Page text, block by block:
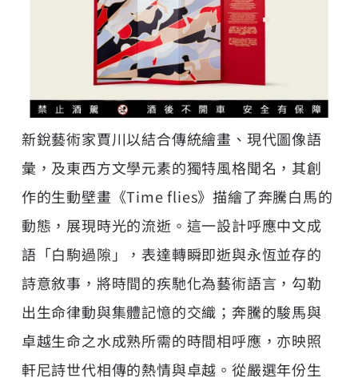
新銳藝術家賈川以結合傳統繪畫、現代圖像語
彙，及東西方文學元素的獨特風格聞名，其創
作的生動壁畫《Time flies》描繪了奔騰白馬的
動態，展現時光的流逝。這一設計呼應中文成
語「白駒過隙」，表達轉瞬即逝與永恆並存的
詩意敘事，將時間的疾馳化為藝術語言，勾勒
出生命律動與集體記憶的交織；奔騰的駿馬與
卓越生命之水成熟所需的時間相呼應，亦映照
軒尼詩世代相傳的熱情與卓越。從嚴選年份生